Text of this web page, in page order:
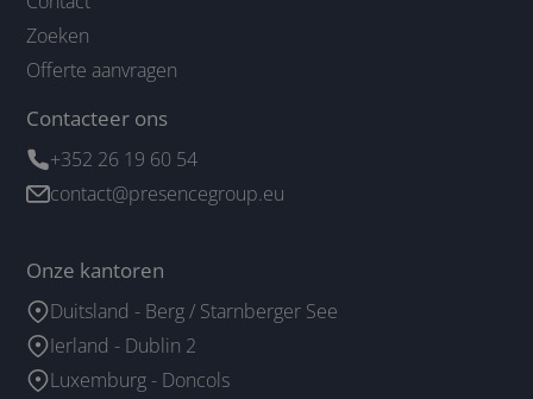
Zoeken
Offerte aanvragen
Contacteer ons
+352 26 19 60 54
contact@presencegroup.eu
Onze kantoren
Duitsland - Berg / Starnberger See
Ierland - Dublin 2
Luxemburg - Doncols